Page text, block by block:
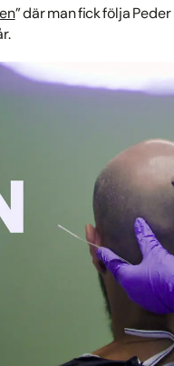
” där man fick följa